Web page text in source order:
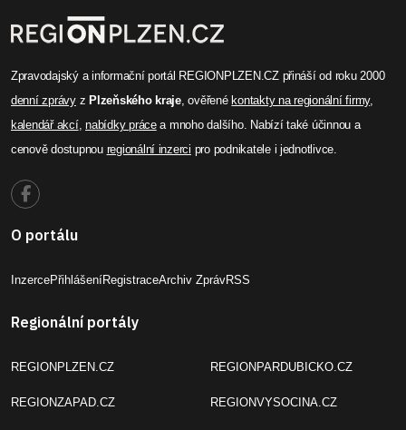
Zpravodajský a informační portál REGIONPLZEN.CZ přináší od roku 2000
denní zprávyz Plzeňského kraje, ověřené kontakty na regionální firmy,
kalendář akcí,nabídky prácea mnoho dalšího. Nabízí také účinnou a
cenově dostupnou regionální inzerci pro podnikatele i jednotlivce.
O portálu
InzercePřihlášeníRegistraceArchiv ZprávRSS
Regionální portály
REGIONPLZEN.CZ
REGIONZAPAD.CZ
REGIONPARDUBICKO.CZ
REGIONVYSOCINA.CZ